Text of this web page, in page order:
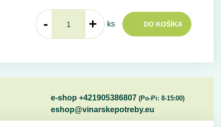
- + ks DO KOŠÍKA
e-shop +421905386807 (Po-Pi: 8-15:00)
eshop@vinarskepotreby.eu